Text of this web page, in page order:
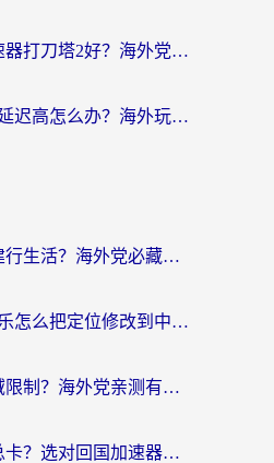
在国外用什么加速器打刀塔2好？海外党国服游戏加速避坑指南
在国外玩300英雄延迟高怎么办？海外玩家亲测有效的加速器选择指南
日本怎么打不开建行生活？海外党必藏的回国加速指南（含丹麦国外影音问题破解）
在新西兰用QQ音乐怎么把定位修改到中国国内？海外党听歌追剧的实用指南
优酷怎么解除区域限制？海外党亲测有效的回国加速器选择指南
海外看腾讯视频总卡？选对回国加速器，还能解决英国1号店定位+欧洲杯CCTV5直播问题